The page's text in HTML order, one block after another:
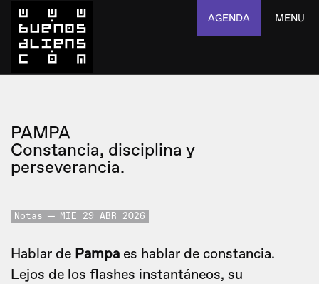
AGENDA MENU
PAMPA
Constancia, disciplina y
perseverancia.
Notas MIE 29 ABR 2026
Hablar de Pampa es hablar de constancia.
Lejos de los flashes instantáneos, su